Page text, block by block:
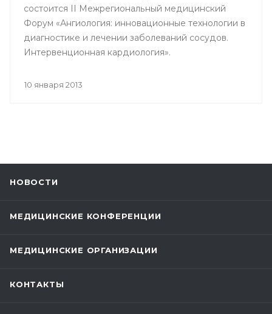
состоится II Межрегиональный медицинский
Форум «Ангиология: инновационные технологии в
диагностике и лечении заболеваний сосудов.
Интервенционная кардиология».
10 января 2013
НОВОСТИ
МЕДИЦИНСКИЕ КОНФЕРЕНЦИИ
МЕДИЦИНСКИЕ ОРГАНИЗАЦИИ
КОНТАКТЫ